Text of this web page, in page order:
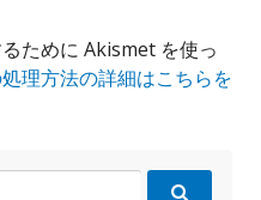
ために Akismet を使っ
理方法の詳細はこちらを